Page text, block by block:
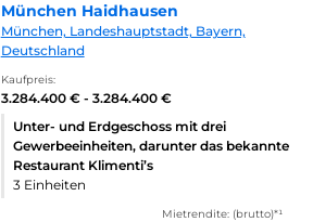
München Haidhausen
München, Landeshauptstadt, Bayern,
Deutschland
Kaufpreis:
3.284.400 € - 3.284.400 €
Unter- und Erdgeschoss mit drei
Gewerbeeinheiten, darunter das bekannte
Restaurant Klimenti’s
3 Einheiten
Mietrendite: (brutto)*¹